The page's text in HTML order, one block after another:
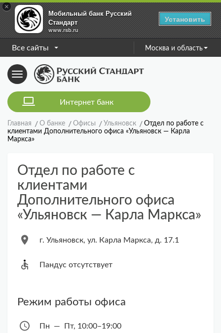
×
Мобильный банк Русский
Стандарт
www.rsb.ru
Установить
Все сайты Москва и область
Toggle
navigation
Интернет банк
Главная О банке Офисы Ульяновск
Отдел по работе с
клиентами Дополнительного офиса «Ульяновск — Карла
Маркса»
Отдел по работе с
клиентами
Дополнительного офиса
«Ульяновск — Карла Маркса»
г. Ульяновск, ул. Карла Маркса, д. 17.1
Пандус отсутствует
Режим работы офиса
Пн — Пт, 10:00–19:00